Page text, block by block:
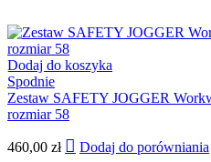
Dodaj do koszyka
Spodnie
Zestaw SAFETY JOGGER
rozmiar 58
460,00 zł Dodaj do porówniania